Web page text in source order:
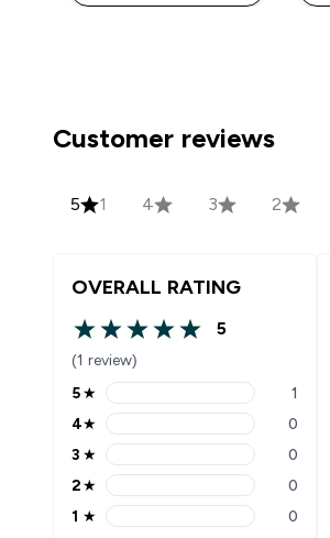
Customer reviews
5 1 4 3 2
OVERALL RATING
5 out of 5 stars
5
(1 review)
5 stars rating 1 reviews
5★ 1
4 stars rating 0 reviews
4★ 0
3 stars rating 0 reviews
3 ★ 0
2 stars rating 0 reviews
2★ 0
1 stars rating 0 reviews
1 ★ 0